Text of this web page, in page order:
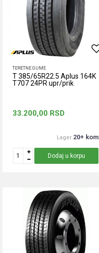
TERETNE GUME
T 385/65R22.5 Aplus 164K
T707 24PR upr/prik
33.200,00 RSD
Lager 20+ kom
Dodaj u korpu